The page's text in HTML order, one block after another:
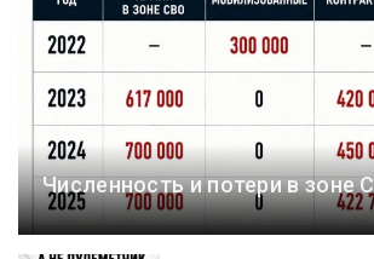
Численность и потери в зоне